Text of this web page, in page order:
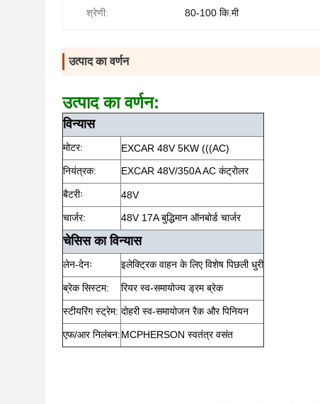
श्रेणी: 80-100 कि.मी
उत्पाद का वर्णन
उत्पाद का वर्णन:
विन्यास
मोटर:
EXCAR 48V 5KW (((AC)
नियंत्रक:
EXCAR 48V/350A AC कंट्रोलर
बैटरीः
48V
चार्जर:
48V 17A बुद्धिमान ऑनबोर्ड चार्जर
चेसिस का विन्यास
लेन-देनः इलेक्ट्रिक वाहन के लिए विशेष पिछली धुरी
ब्रेक सिस्टम: रियर स्व-समायोज्य ड्रम ब्रेक
स्टीयरिंग स्ट्रेम: दोहरी स्व-समायोजन रैक और पिनियन
एफ/आर निलंबन:MCPHERSON स्वतंत्र वसंत